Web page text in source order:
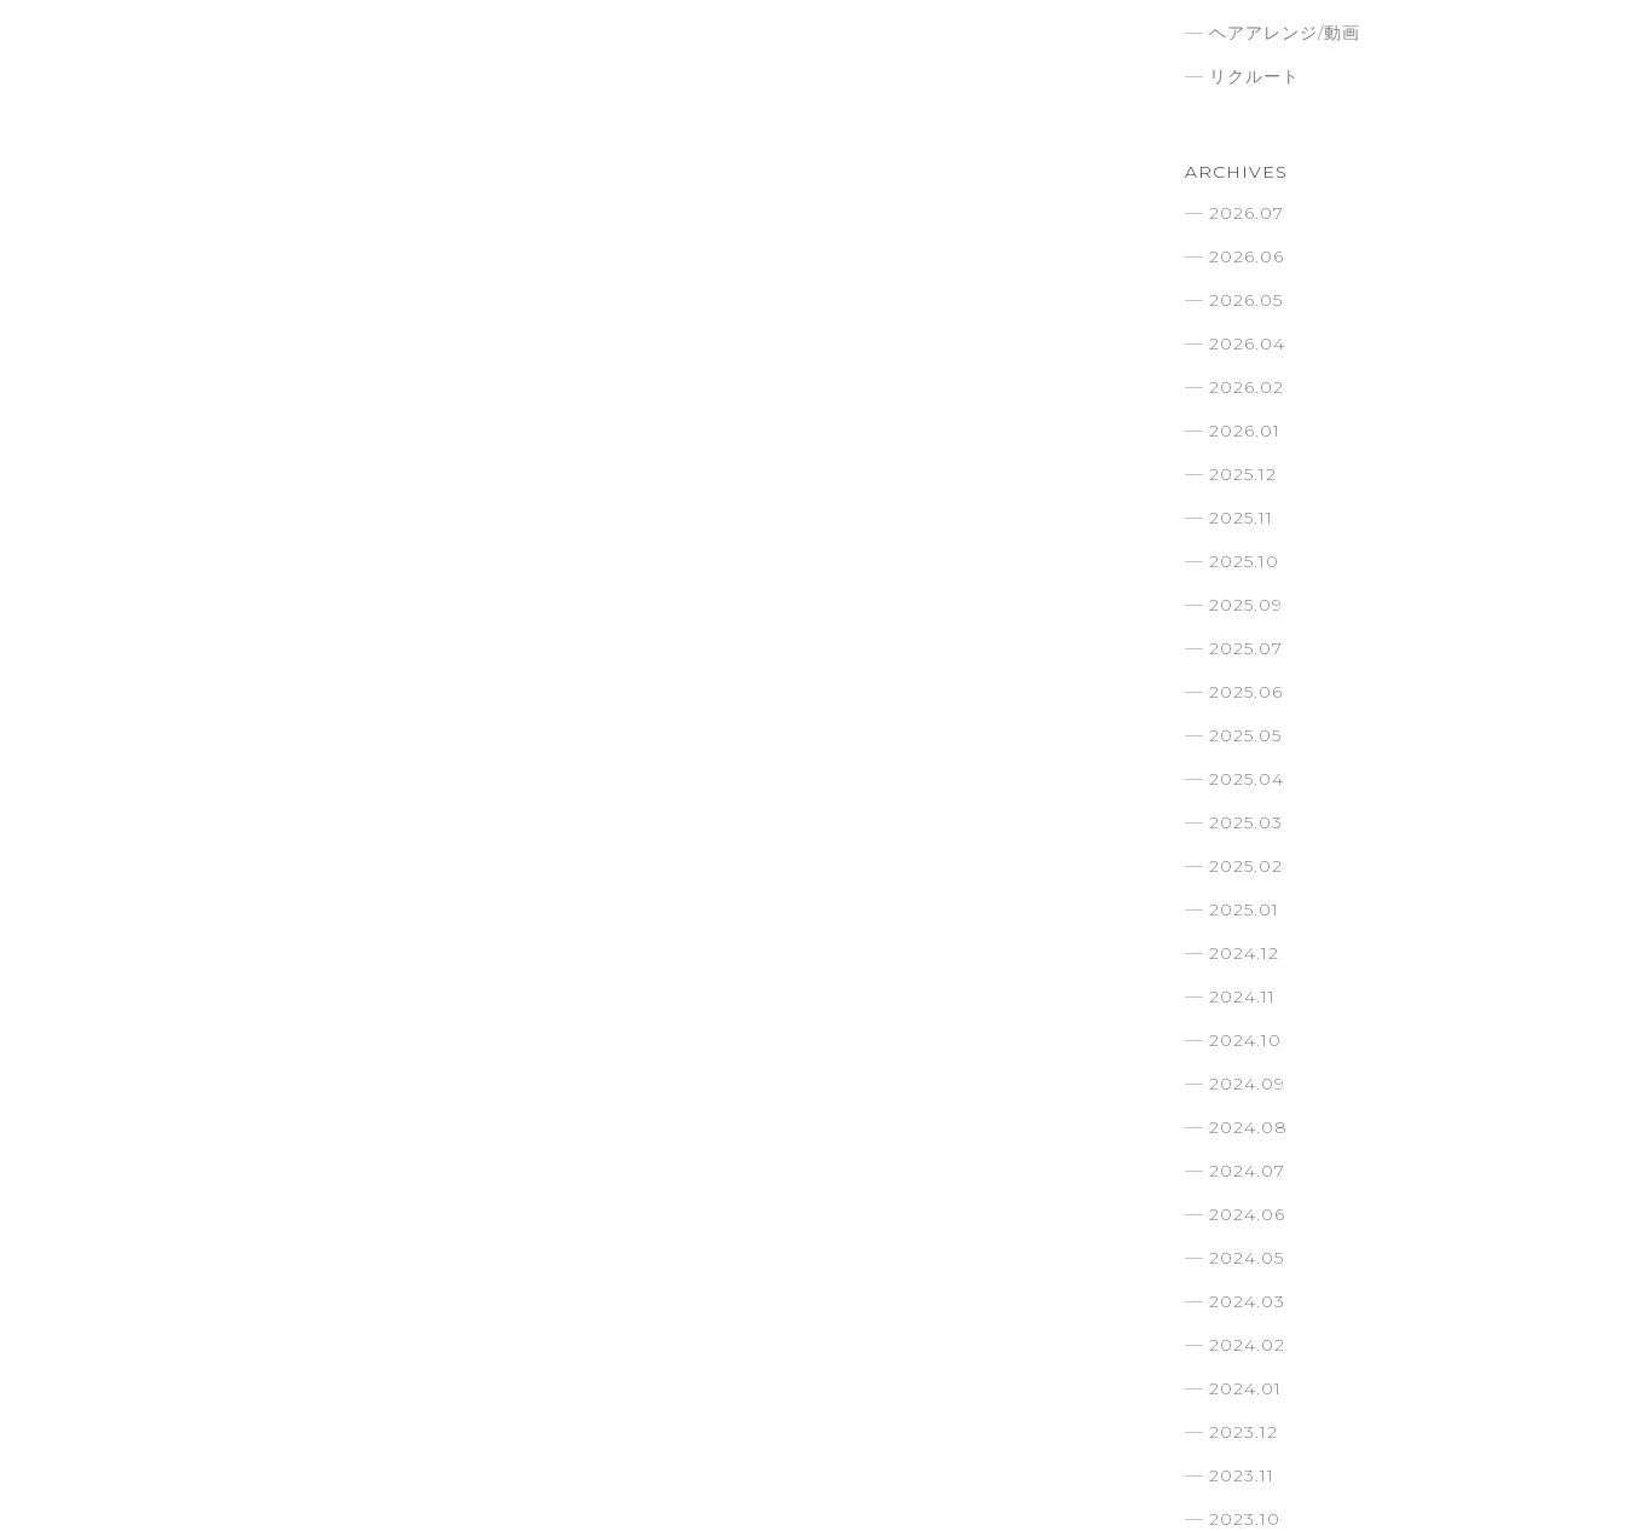
ヘアアレンジ/動画
リクルート
ARCHIVES
2026.07
2026.06
2026.05
2026.04
2026.02
2026.01
2025.12
2025.11
2025.10
2025.09
2025.07
2025.06
2025.05
2025.04
2025.03
2025.02
2025.01
2024.12
2024.11
2024.10
2024.09
2024.08
2024.07
2024.06
2024.05
2024.03
2024.02
2024.01
2023.12
2023.11
2023.10